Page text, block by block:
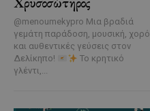
@menoumekypro Μια βραδιά
γεμάτη παράδοση, μουσική, χορό
και αυθεντικές γεύσεις στον
Δελίκηπο!
Το κρητικό
γλέντι,...